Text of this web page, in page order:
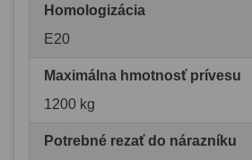
Homologizácia
E20
Maximálna hmotnosť prívesu
1200 kg
Potrebné rezať do nárazníku